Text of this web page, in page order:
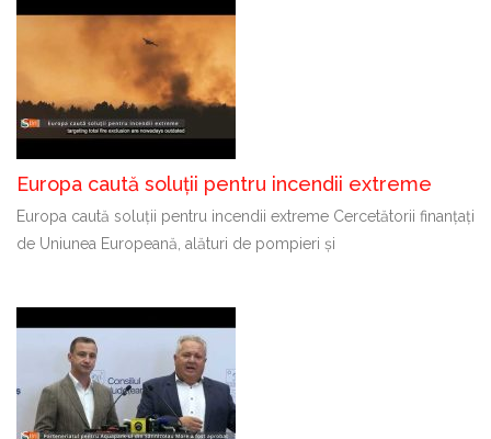
Europa caută soluții pentru incendii extreme
Europa caută soluții pentru incendii extreme Cercetătorii finanțați
de Uniunea Europeană, alături de pompieri și